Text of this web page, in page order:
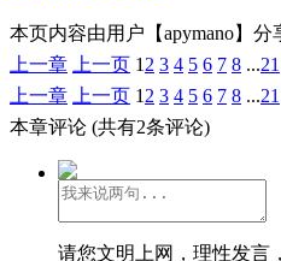
本页内容由用户【apymano】分
上一章
上一页 1 2 3 4 5 6 7 8 ...21
上一章
上一页 1 2 3 4 5 6 7 8 ...21
本章评论 (共有2条评论)
请您文明上网，理性发言